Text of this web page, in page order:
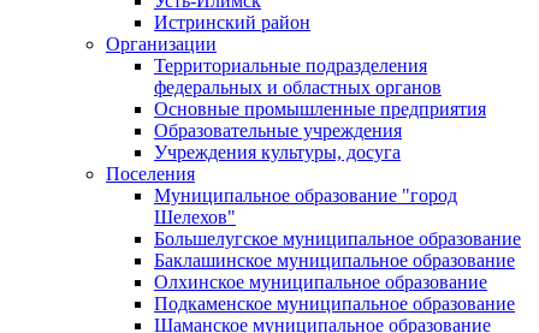
Истринский район
Организации
Территориальные подразделения
федеральных и областных органов
Основные промышленные предприятия
Образовательные учреждения
Учреждения культуры, досуга
Поселения
Муниципальное образование "город
Шелехов"
Большелугское муниципальное образование
Баклашинское муниципальное образование
Олхинское муниципальное образование
Подкаменское муниципальное образование
Шаманское муниципальное образование